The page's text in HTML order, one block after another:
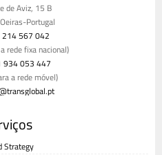
de Aviz, 15 B
Portugal
567 042
rede fixa nacional)
934 053 447
a rede móvel)
Strategy